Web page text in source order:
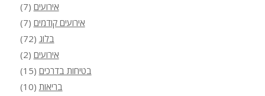
אירועים (7)
אירועים קודמים (7)
בלוג (72)
אירועים (2)
בטיחות בדרכים (15)
בריאות (10)